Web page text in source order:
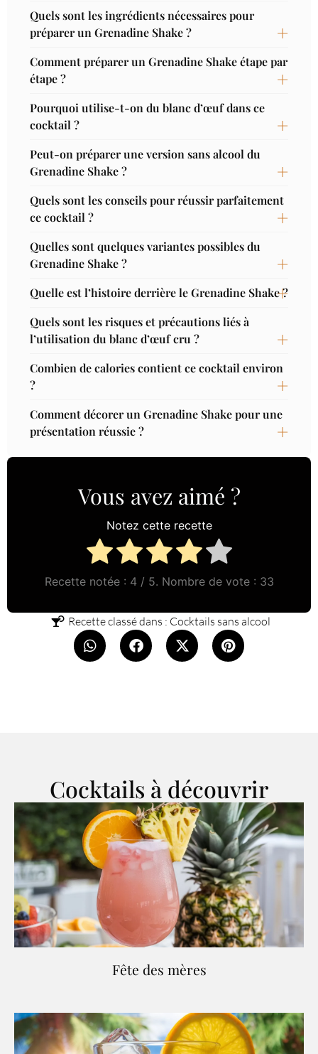
Quels sont les ingrédients nécessaires pour
préparer un Grenadine Shake ?
Comment préparer un Grenadine Shake étape par
étape ?
Pourquoi utilise-t-on du blanc d’œuf dans ce
cocktail ?
Peut-on préparer une version sans alcool du
Grenadine Shake ?
Quels sont les conseils pour réussir parfaitement
ce cocktail ?
Quelles sont quelques variantes possibles du
Grenadine Shake ?
Quelle est l’histoire derrière le Grenadine Shake ?
Quels sont les risques et précautions liés à
l’utilisation du blanc d’œuf cru ?
Combien de calories contient ce cocktail environ
?
Comment décorer un Grenadine Shake pour une
présentation réussie ?
Vous avez aimé ?
Notez cette recette
Recette notée : 4/ 5. Nombre de vote : 33
Recette classé dans : Cocktails sans alcool
Cocktails à découvrir
Fête des mères